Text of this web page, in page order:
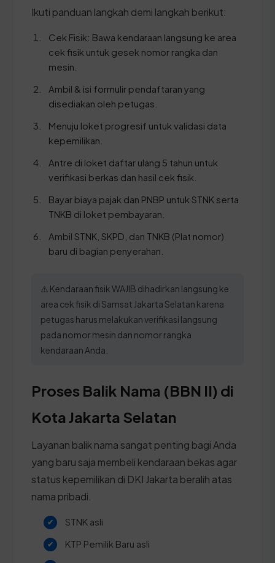
Ikuti panduan langkah demi langkah berikut:
Cek Fisik: Bawa kendaraan langsung ke area
cek fisik untuk gesek nomor rangka dan
mesin.
Ambil & isi formulir pendaftaran yang
disediakan oleh petugas.
Menuju loket progresif untuk validasi data
kepemilikan.
Antre di loket daftar ulang 5 tahun untuk
verifikasi berkas dan hasil cek fisik.
Bayar biaya pajak dan PNBP untuk STNK serta
TNKB di loket pembayaran.
Ambil STNK, SKPD, dan TNKB (Plat nomor)
baru di bagian penyerahan.
⚠️ Kendaraan fisik WAJIB dihadirkan langsung ke
area cek fisik di Samsat Jakarta Selatan karena
petugas harus melakukan verifikasi langsung
pada nomor mesin dan nomor rangka
kendaraan Anda.
Proses Balik Nama (BBN II) di
Kota Jakarta Selatan
Layanan balik nama sangat penting bagi Anda
yang baru saja membeli kendaraan bekas agar
status kepemilikan di DKI Jakarta beralih atas
nama pribadi.
STNK asli
KTP Pemilik Baru asli